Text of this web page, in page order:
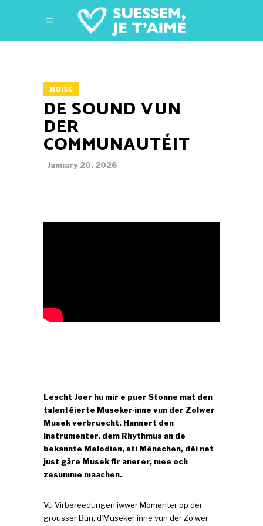
NOISE
DE SOUND VUN
DER
COMMUNAUTÉIT
January 20, 2026
Lescht Joer hu mir e puer Stonne mat den
talentéierte Museker∙inne vun der Zolwer
Musek verbruecht. Hannert den
Instrumenter, dem Rhythmus an de
bekannte Melodien, sti Mënschen, déi net
just gäre Musek fir anerer, mee och
zesumme maachen.
Vu Virbereedungen iwwer Momenter op der
grousser Bün, d’Museker∙inne vun der Zolwer